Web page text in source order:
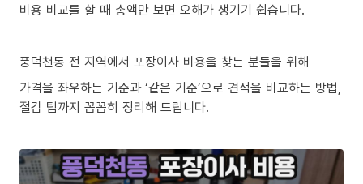
비용 비교를 할 때 총액만 보면 오해가 생기기 쉽습니다.
풍덕천동 전 지역에서 포장이사 비용을 찾는 분들을 위해
가격을 좌우하는 기준과 ‘같은 기준’으로 견적을 비교하는 방법,
절감 팁까지 꼼꼼히 정리해 드립니다.